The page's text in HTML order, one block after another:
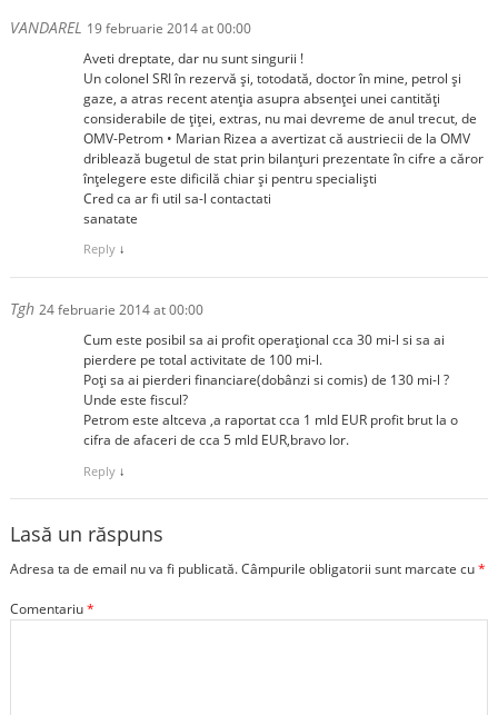
VANDAREL 19 februarie 2014 at 00:00
Aveti dreptate, dar nu sunt singurii !
Un colonel SRI în rezervă și, totodată, doctor în mine, petrol şi
gaze, a atras recent atenţia asupra absenței unei cantități
considerabile de ţiţei, extras, nu mai devreme de anul trecut, de
OMV-Petrom • Marian Rizea a avertizat că austriecii de la OMV
driblează bugetul de stat prin bilanţuri prezentate în cifre a căror
înțelegere este dificilă chiar și pentru specialişti
Cred ca ar fi util sa-l contactati
sanatate
Reply ↓
Tgh 24 februarie 2014 at 00:00
Cum este posibil sa ai profit operațional cca 30 mi-l si sa ai
pierdere pe total activitate de 100 mi-l.
Poți sa ai pierderi financiare(dobânzi si comis) de 130 mi-l ?
Unde este fiscul?
Petrom este altceva ,a raportat cca 1 mld EUR profit brut la o
cifra de afaceri de cca 5 mld EUR,bravo lor.
Reply ↓
Lasă un răspuns
Adresa ta de email nu va fi publicată.Câmpurile obligatorii sunt marcate cu*
Comentariu*